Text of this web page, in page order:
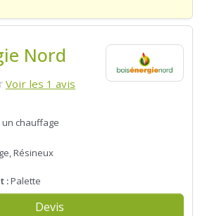
Nord
Voir les 1 avis
chauffage
Résineux
:Palette
Devis